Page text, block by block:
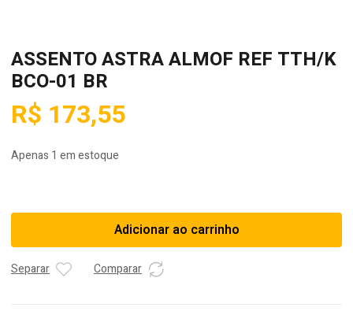
ASSENTO ASTRA ALMOF REF TTH/K
BCO-01 BR
R$ 173,55
Apenas 1 em estoque
ALMOF
BCO-
Adicionar ao carrinho
Separar Comparar